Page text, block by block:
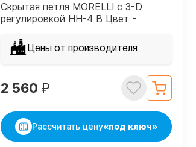
Скрытая петля MORELLI с 3-D
регулировкой HH-4 B Цвет -
Цены от производителя
2 560 ₽
Рассчитать цену«под ключ»